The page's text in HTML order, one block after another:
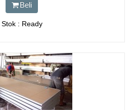
Beli
Stok : Ready